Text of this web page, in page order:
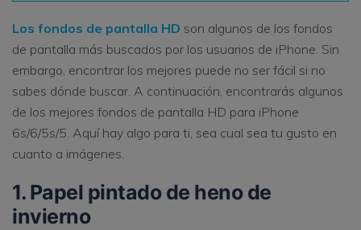
Otros Productos
Repairit - Reparar Datos
UBackit - Respaldar Datos
Los fondos de pantalla HD son algunos de los fondos
de pantalla más buscados por los usuarios de iPhone. Sin
embargo, encontrar los mejores puede no ser fácil si no
sabes dónde buscar. A continuación, encontrarás algunos
de los mejores fondos de pantalla HD para iPhone
6s/6/5s/5. Aquí hay algo para ti, sea cual sea tu gusto en
cuanto a imágenes.
1. Papel pintado de heno de
invierno